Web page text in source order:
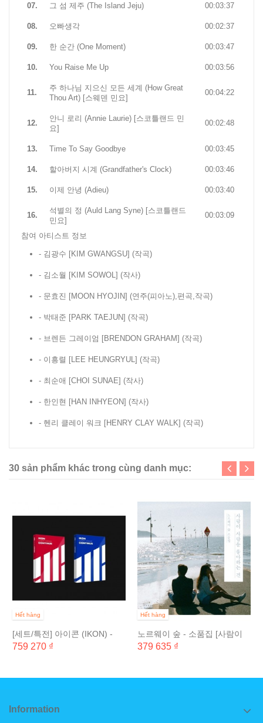
07. 그 섬 제주 (The Island Jeju) 00:03:37
08. 오빠생각 00:02:37
09. 한 순간 (One Moment) 00:03:47
10. You Raise Me Up 00:03:56
11.
주 하나님 지으신 모든 세계 (How Great
Thou Art) [스웨덴 민요]
00:04:22
12.
안니 로리 (Annie Laurie) [스코틀랜드 민
요]
00:02:48
13. Time To Say Goodbye 00:03:45
14. 할아버지 시계 (Grandfather's Clock) 00:03:46
15. 이제 안녕 (Adieu) 00:03:40
16.
석별의 정 (Auld Lang Syne) [스코틀랜드
민요]
00:03:09
참여 아티스트 정보
- 김광수 [KIM GWANGSU] (작곡)
- 김소월 [KIM SOWOL] (작사)
- 문효진 [MOON HYOJIN] (연주(피아노),편곡,작곡)
- 박태준 [PARK TAEJUN] (작곡)
- 브렌든 그레이엄 [BRENDON GRAHAM] (작곡)
- 이흥렬 [LEE HEUNGRYUL] (작곡)
- 최순애 [CHOI SUNAE] (작사)
- 한인현 [HAN INHYEON] (작사)
- 헨리 클레이 워크 [HENRY CLAY WALK] (작곡)
30 sản phẩm khác trong cùng danh mục:
Hết hàng
[세트/특전] 아이콘 (IKON) -
NEW KIDS :...
759 270 ₫
Hết hàng
노르웨이 숲 - 소품집 [사람이
사람을 좋아하는 건]
379 635 ₫
Information